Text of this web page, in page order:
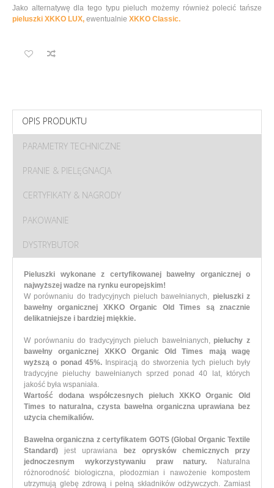
Jako alternatywę dla tego typu pieluch możemy również polecić tańsze
pieluszki XKKO LUX, ewentualnie XKKO Classic.
OPIS PRODUKTU
PARAMETRY TECHNICZNE
PRANIE & PIELĘGNACJA
CERTYFIKATY & NAGRODY
PAKOWANIE
DYSTRYBUTOR
Pieluszki wykonane z certyfikowanej bawełny organicznej o
najwyższej wadze na rynku europejskim!
W porównaniu do tradycyjnych pieluch bawełnianych, pieluszki z
bawełny organicznej XKKO Organic Old Times są znacznie
delikatniejsze i bardziej miękkie.
W porównaniu do tradycyjnych pieluch bawełnianych, pieluchy z
bawełny organicznej XKKO Organic Old Times mają wagę
wyższą o ponad 45%. Inspiracją do stworzenia tych pieluch były
tradycyjne pieluchy bawełnianych sprzed ponad 40 lat, których
jakość była wspaniała.
Wartość dodana współczesnych pieluch XKKO Organic Old
Times to naturalna, czysta bawełna organiczna uprawiana bez
użycia chemikaliów.
Bawełna organiczna z certyfikatem GOTS (Global Organic Textile
Standard) jest uprawiana
bez oprysków chemicznych przy
jednoczesnym wykorzystywaniu praw natury.
Naturalna
różnorodność biologiczna, płodozmian i nawożenie kompostem
utrzymują glebę zdrową i pełną składników odżywczych. Zamiast